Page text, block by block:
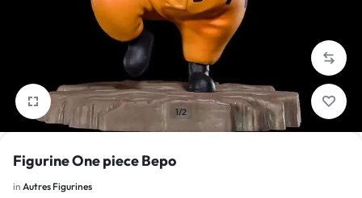
1/2
Figurine One piece Bepo
in Autres Figurines